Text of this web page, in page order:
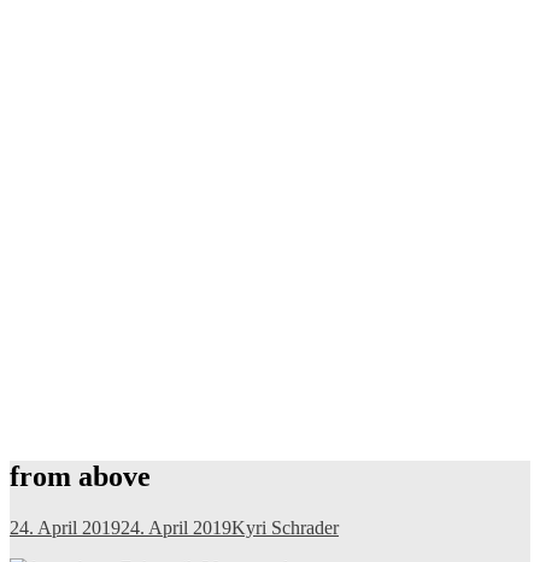
from above
24. April 201924. April 2019Kyri Schrader